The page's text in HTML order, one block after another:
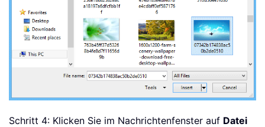
Schritt 4: Klicken Sie im Nachrichtenfenster auf Datei